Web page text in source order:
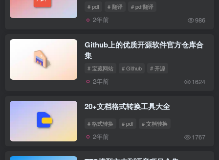
# pdf # 翻译 # pdf翻译
2年前 986
Github上的优质开源软件官方仓库合
集
# 宝藏网站 # Github # 开源
2年前 1624
20+文档格式转换工具大全
# 格式转换 # pdf # 文档转换
2年前 1767